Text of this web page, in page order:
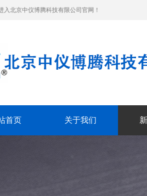
入北京中仪博腾科技有限公司官网！
首页 关于我们